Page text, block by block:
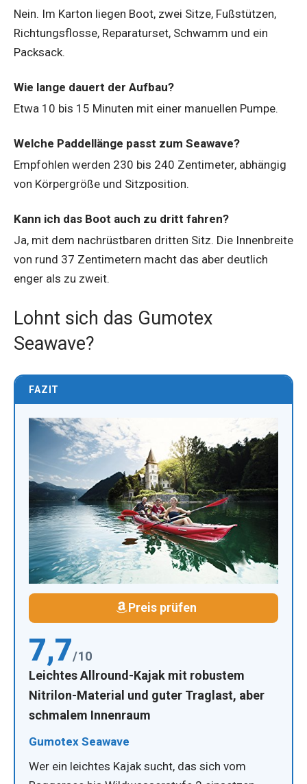
Nein. Im Karton liegen Boot, zwei Sitze, Fußstützen,
Richtungsflosse, Reparaturset, Schwamm und ein
Packsack.
Wie lange dauert der Aufbau?
Etwa 10 bis 15 Minuten mit einer manuellen Pumpe.
Welche Paddellänge passt zum Seawave?
Empfohlen werden 230 bis 240 Zentimeter, abhängig
von Körpergröße und Sitzposition.
Kann ich das Boot auch zu dritt fahren?
Ja, mit dem nachrüstbaren dritten Sitz. Die Innenbreite
von rund 37 Zentimetern macht das aber deutlich
enger als zu zweit.
Lohnt sich das Gumotex
Seawave?
FAZIT
Preis prüfen
7,7/10
Leichtes Allround-Kajak mit robustem
Nitrilon-Material und guter Traglast, aber
schmalem Innenraum
Gumotex Seawave
Wer ein leichtes Kajak sucht, das sich vom